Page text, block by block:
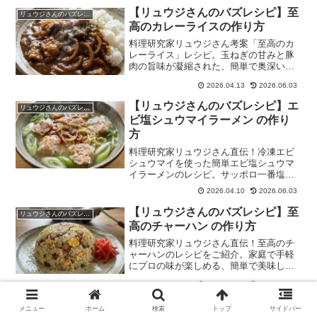
リュウジさんのバズレシピ
【リュウジさんのバズレシピ】至
高のカレーライスの作り方
料理研究家リュウジさん考案「至高のカ
レーライス」レシピ。玉ねぎの甘みと豚
肉の旨味が凝縮された、簡単で奥深い味
2026.04.13 2026.06.03
リュウジさんのバズレシピ
【リュウジさんのバズレシピ】エ
ビ塩シュウマイラーメン の作り
方
料理研究家リュウジさん直伝！冷凍エビ
シュウマイを使った簡単エビ塩シュウマ
イラーメンのレシピ。サッポロ一番塩ラ
ーメンをアレンジ。2026.04.10 2026.06.03
【リュウジさんのバズレシピ】至
高のチャーハン の作り方
料理研究家リュウジさん直伝！至高のチ
ャーハンのレシピをご紹介。家庭で手軽
にプロの味が楽しめる、簡単で美味しい
リュウジさんのバズレシピ
【リュウジさんのバズレシピ】長
メニュー ホーム 検索 トップ サイドバー